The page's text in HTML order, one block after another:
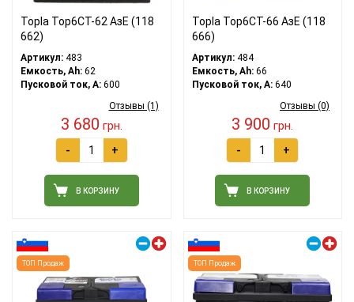
Topla Top6CT-62 АзЕ (118
662)
Артикул: 483
Емкость, Ah: 62
Пусковой ток, A: 600
Отзывы (1)
3 680 грн.
- +
В КОРЗИНУ
Topla Top6CT-66 АзЕ (118
666)
Артикул:484
Емкость, Ah:66
Пусковой ток, A:640
Отзывы (0)
3 900 грн.
- +
В КОРЗИНУ
ТОП Продаж ТОП Продаж